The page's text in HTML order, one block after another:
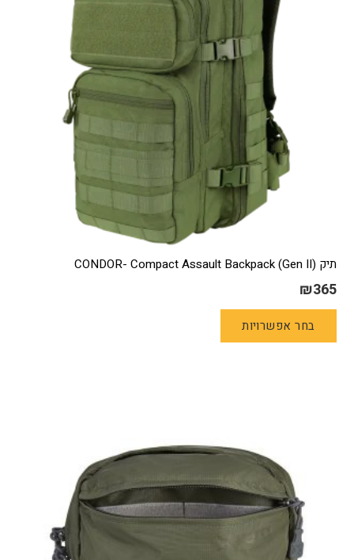
תיק CONDOR- Compact Assault Backpack (Gen II)
₪365
בחר אפשרויות
את
בעמוד
המוצר